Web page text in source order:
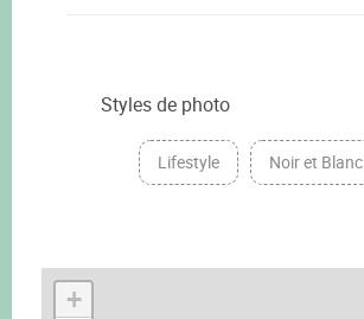
Styles de photo
Lifestyle Noir et Blanc
+